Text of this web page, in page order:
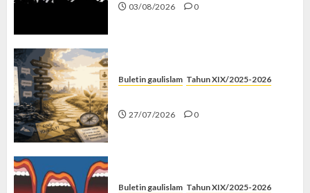
03/08/2026 0
Buletin gaulislam Tahun XIX/2025-2026
27/07/2026 0
Buletin gaulislam Tahun XIX/2025-2026